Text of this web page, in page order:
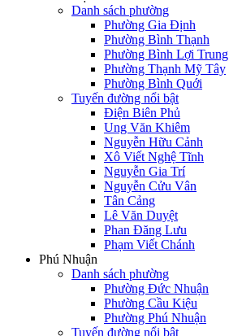
Danh sách phường
Phường Gia Định
Phường Bình Thạnh
Phường Bình Lợi Trung
Phường Thạnh Mỹ Tây
Phường Bình Quới
Tuyến đường nổi bật
Điện Biên Phủ
Ung Văn Khiêm
Nguyễn Hữu Cảnh
Xô Viết Nghệ Tĩnh
Nguyễn Gia Trí
Nguyễn Cửu Vân
Tân Cảng
Lê Văn Duyệt
Phan Đăng Lưu
Phạm Viết Chánh
Phú Nhuận
Danh sách phường
Phường Đức Nhuận
Phường Cầu Kiệu
Phường Phú Nhuận
Tuyến đường nổi bật